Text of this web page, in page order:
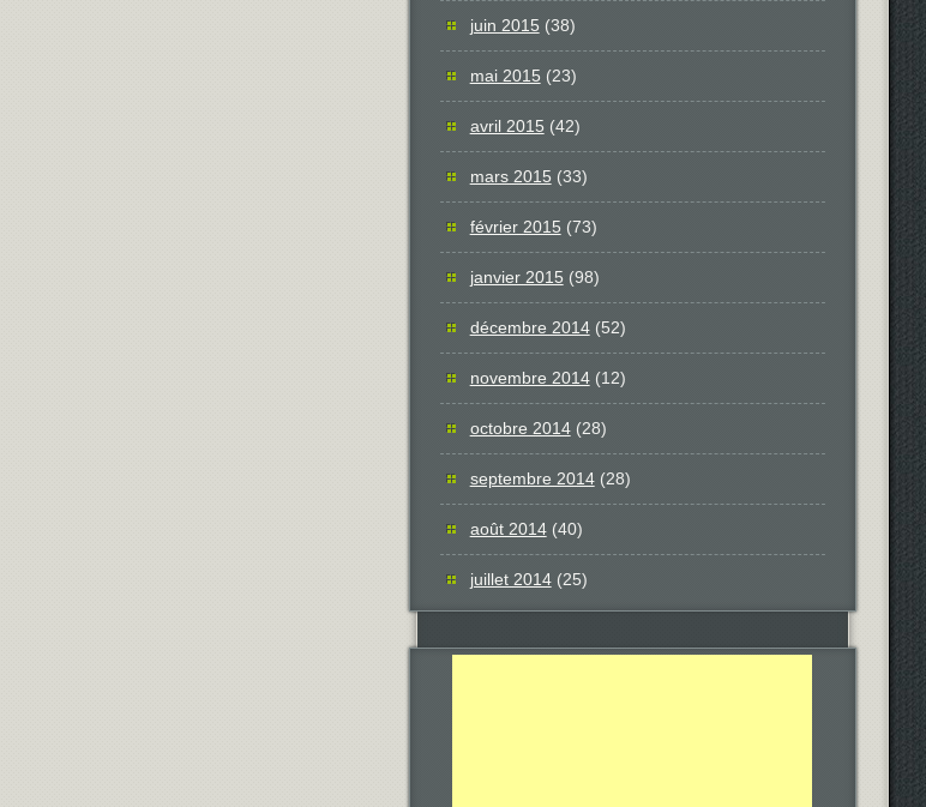
juin 2015(38)
mai 2015 (23)
avril 2015(42)
mars 2015(33)
février 2015(73)
janvier 2015(98)
décembre 2014(52)
novembre 2014(12)
octobre 2014(28)
septembre 2014(28)
août 2014(40)
juillet 2014(25)